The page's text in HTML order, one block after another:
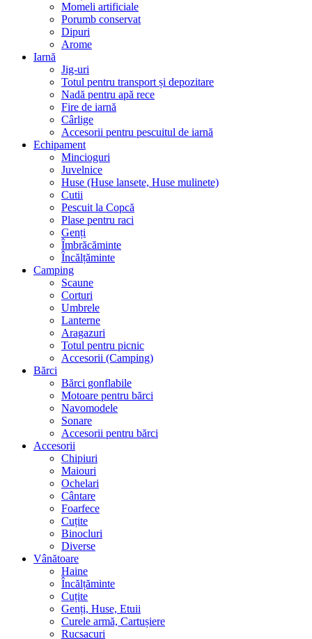
Momeli artificiale
Porumb conservat
Dipuri
Arome
Iarnă
Jig-uri
Totul pentru transport și depozitare
Nadă pentru apă rece
Fire de iarnă
Cârlige
Accesorii pentru pescuitul de iarnă
Echipament
Mincioguri
Juvelnice
Huse (Huse lansete, Huse mulinete)
Cutii
Pescuit la Copcă
Plase pentru raci
Genți
Îmbrăcăminte
Încălțăminte
Camping
Scaune
Corturi
Umbrele
Lanterne
Aragazuri
Totul pentru picnic
Accesorii (Camping)
Bărci
Bărci gonflabile
Motoare pentru bărci
Navomodele
Sonare
Accesorii pentru bărci
Accesorii
Chipiuri
Maiouri
Ochelari
Cântare
Foarfece
Cuțite
Binocluri
Diverse
Vânătoare
Haine
Încălțăminte
Cuțite
Genți, Huse, Etuii
Curele armă, Cartușiere
Rucsacuri